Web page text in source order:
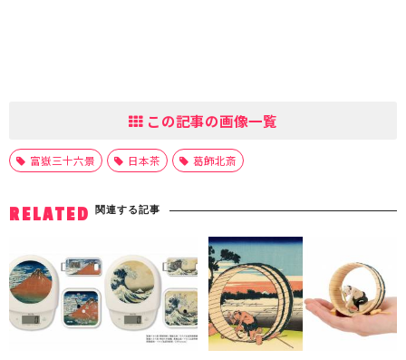
この記事の画像一覧
富嶽三十六景 日本茶 葛飾北斎
RELATED 関連する記事